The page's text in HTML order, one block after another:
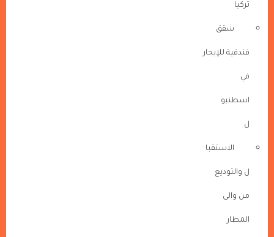
تركيا
شقق
فندقية للإيجار
في
اسطنبو
ل
الاستقبا
ل والتوديع
من والى
المطار